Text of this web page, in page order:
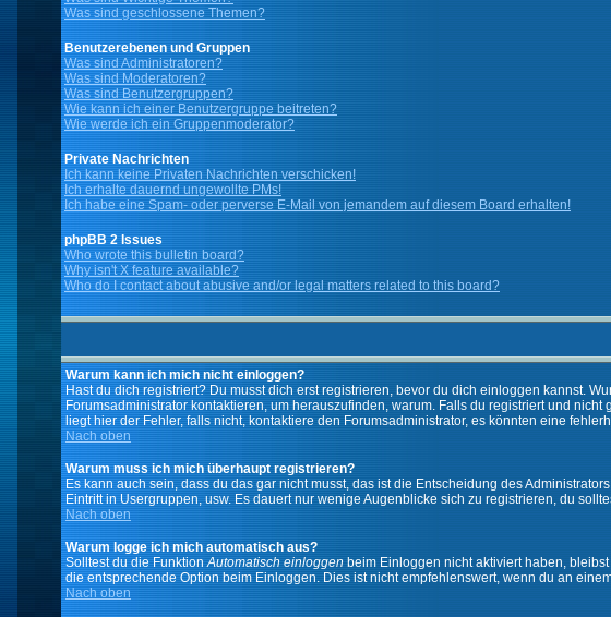
Was sind geschlossene Themen?
Benutzerebenen und Gruppen
Was sind Administratoren?
Was sind Moderatoren?
Was sind Benutzergruppen?
Wie kann ich einer Benutzergruppe beitreten?
Wie werde ich ein Gruppenmoderator?
Private Nachrichten
Ich kann keine Privaten Nachrichten verschicken!
Ich erhalte dauernd ungewollte PMs!
Ich habe eine Spam- oder perverse E-Mail von jemandem auf diesem Board erhalten!
phpBB 2 Issues
Who wrote this bulletin board?
Why isn't X feature available?
Who do I contact about abusive and/or legal matters related to this board?
Warum kann ich mich nicht einloggen?
Hast du dich registriert? Du musst dich erst registrieren, bevor du dich einloggen kannst.
Forumsadministrator kontaktieren, um herauszufinden, warum. Falls du registriert und
liegt hier der Fehler, falls nicht, kontaktiere den Forumsadministrator, es könnten eine
Nach oben
Warum muss ich mich überhaupt registrieren?
Es kann auch sein, dass du das gar nicht musst, das ist die Entscheidung des
Eintritt in Usergruppen, usw. Es dauert nur wenige Augenblicke sich zu registrieren, du
Nach oben
Warum logge ich mich automatisch aus?
Solltest du die FunktionAutomatisch einloggen beim Einloggen nicht aktiviert haben,
die entsprechende Option beim Einloggen. Dies ist nicht empfehlenswert, wenn du an
Nach oben